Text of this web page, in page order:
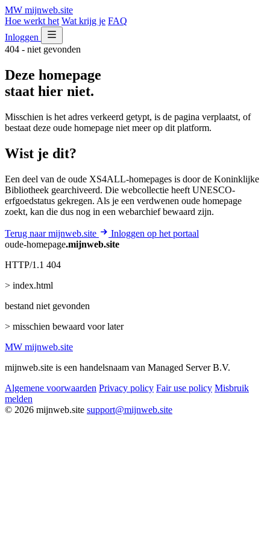
MW mijnweb.site
Hoe werkt het Wat krijg je FAQ
Inloggen
404 - niet gevonden
Deze homepage
staat hier niet.
Misschien is het adres verkeerd getypt, is de pagina verplaatst, of
bestaat deze oude homepage niet meer op dit platform.
Wist je dit?
Een deel van de oude XS4ALL-homepages is door de Koninklijke
Bibliotheek gearchiveerd. Die webcollectie heeft UNESCO-
erfgoedstatus gekregen. Als je een verdwenen oude homepage
zoekt, kan die dus nog in een webarchief bewaard zijn.
Terug naar mijnweb.site
Inloggen op het portaal
oude-homepage.mijnweb.site
HTTP/1.1 404
> index.html
bestand niet gevonden
> misschien bewaard voor later
MW mijnweb.site
mijnweb.site is een handelsnaam van Managed Server B.V.
Algemene voorwaarden Privacy policy Fair use policy Misbruik
melden
© 2026 mijnweb.site support@mijnweb.site